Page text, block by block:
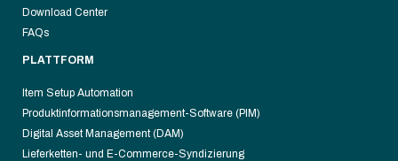
Download Center
FAQs
PLATTFORM
Item Setup Automation
Produktinformationsmanagement-Software (PIM)
Digital Asset Management (DAM)
Lieferketten- und E-Commerce-Syndizierung